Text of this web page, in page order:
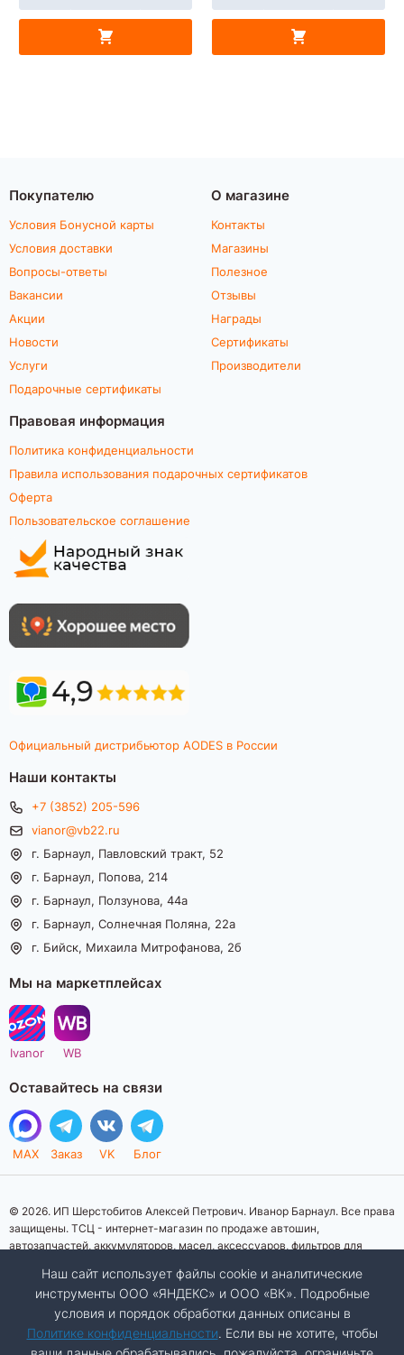
Покупателю
Условия Бонусной карты
Условия доставки
Вопросы-ответы
Вакансии
Акции
Новости
Услуги
Подарочные сертификаты
О магазине
Контакты
Магазины
Полезное
Отзывы
Награды
Сертификаты
Производители
Правовая информация
Политика конфиденциальности
Правила использования подарочных сертификатов
Оферта
Пользовательское соглашение
Официальный дистрибьютор AODES в России
Наши контакты
+7 (3852) 205-596
vianor@vb22.ru
г. Барнаул, Павловский тракт, 52
г. Барнаул, Попова, 214
г. Барнаул, Ползунова, 44а
г. Барнаул, Солнечная Поляна, 22а
г. Бийск, Михаила Митрофанова, 2б
Мы на маркетплейсах
Ivanor WB
Оставайтесь на связи
MAX Заказ VK Блог
© 2026. ИП Шерстобитов Алексей Петрович. Иванор Барнаул. Все права
защищены. ТСЦ - интернет-магазин по продаже автошин,
автозапчастей, аккумуляторов, масел, аксессуаров, фильтров для
информационный характер. Представленная информация о товарах, их
стоимости, характеристик, фото, наличия на складе ни при каких
условиях не является публичной офертой, определяемой положениями
Статьи 437 (2) Гражданского кодекса Российской Федерации.
Изображения товаров на фотографиях, представленных на сайте, могут
Наш сайт использует файлы cookie и аналитические
инструменты ООО «ЯНДЕКС» и ООО «ВК». Подробные
условия и порядок обработки данных описаны в
Политике конфиденциальности. Если вы не хотите, чтобы